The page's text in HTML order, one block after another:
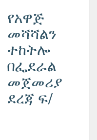
የአዋጅ
መሻሻልን
ተከትሎ
በፌደራል
መጀመሪያ
ደረጃ ፍ/